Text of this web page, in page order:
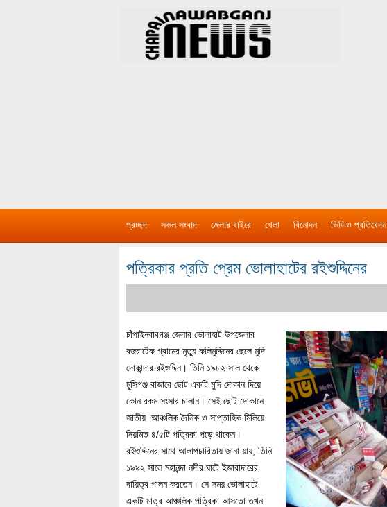
প্রচ্ছদ সকল সংবাদ জেলার বাইরে খেলা বিনোদন ভিডিও প্রতিবেদন
পত্রিকার প্রতি প্রেম ভোলাহাটের রইশুদ্দিনের
চাঁপাইনবাবগঞ্জ জেলার ভোলাহাট উপজেলার
বজরাটেক গ্রামের মৃত্যু কলিমুদ্দিনের ছেলে মুদি
দোকান্দার রইশুদ্দিন। তিনি ১৯৮২ সাল থেকে
মুন্সিগঞ্জ বাজারে ছোট একটি মুদি দোকান দিয়ে
কোন রকম সংসার চালান। সেই ছোট দোকানে
জাতীয় আঞ্চলিক দৈনিক ও সাপ্তাহিক মিলিয়ে
নিয়মিত ৪/৫টি পত্রিকা পড়ে থাকেন।
রইশুদ্দিনের সাথে আলাপচারিতায় জানা য়ায়, তিনি
১৯৯২ সালে মহানন্দা নদীর ঘাটে ইজারাদারের
দায়িত্ব পালন করতেন। সে সময় ভোলাহাটে
একটি মাত্র আঞ্চলিক পত্রিকা আসতো তখন